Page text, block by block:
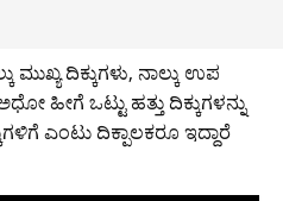
ಮುಖ್ಯ ದಿಕ್ಕುಗಳು, ನಾಲ್ಕು ಉಪ
ಹೀಗೆ ಒಟ್ಟು ಹತ್ತು ದಿಕ್ಕುಗಳನ್ನು
ಎಂಟು ದಿಕ್ಪಾಲಕರೂ ಇದ್ದಾರೆ